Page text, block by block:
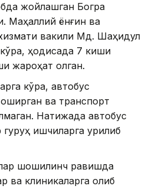
жойлашган Богра
Маҳаллий ёнғин ва
вакили Мд. Шаҳидул
ҳодисада 7 киши
жароҳат олган.
кўра, автобус
ва транспорт
Натижада автобус
гуруҳ ишчиларга урилиб
шошилинч равишда
ва клиникаларга олиб